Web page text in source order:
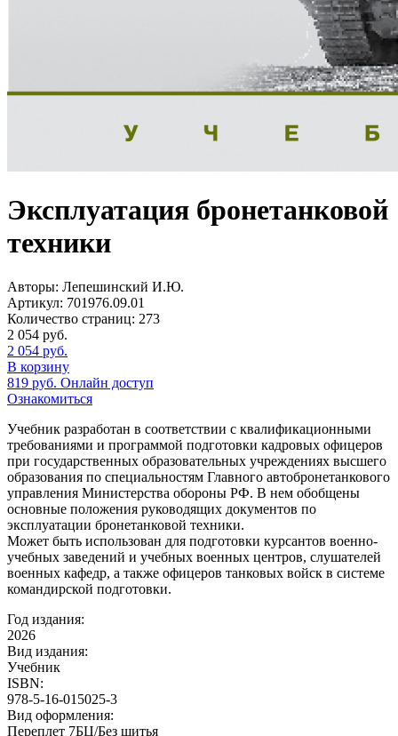
Эксплуатация бронетанковой
техники
Авторы: Лепешинский И.Ю.
Артикул: 701976.09.01
Количество страниц: 273
2 054 руб.
2 054 руб.
В корзину
819 руб. Онлайн доступ
Ознакомиться
Учебник разработан в соответствии с квалификационными
требованиями и программой подготовки кадровых офицеров
при государственных образовательных учреждениях высшего
образования по специальностям Главного автобронетанкового
управления Министерства обороны РФ. В нем обобщены
основные положения руководящих документов по
эксплуатации бронетанковой техники.
Может быть использован для подготовки курсантов военно-
учебных заведений и учебных военных центров, слушателей
военных кафедр, а также офицеров танковых войск в системе
командирской подготовки.
Год издания:
2026
Вид издания:
Учебник
ISBN:
978-5-16-015025-3
Вид оформления:
Переплет 7БЦ/Без шитья